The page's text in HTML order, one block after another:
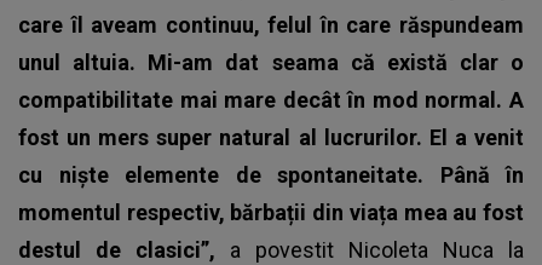
care îl aveam continuu, felul în care răspundeam
unul altuia. Mi-am dat seama că există clar o
compatibilitate mai mare decât în mod normal. A
fost un mers super natural al lucrurilor. El a venit
cu niște elemente de spontaneitate. Până în
momentul respectiv, bărbații din viața mea au fost
destul de clasici”, a povestit Nicoleta Nuca la